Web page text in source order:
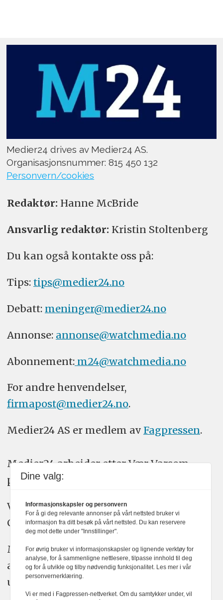
Medier24 drives av Medier24 AS.
Organisasjonsnummer: 815 450 132
Personvern/cookies
Redaktør: Hanne McBride
Ansvarlig redaktør: Kristin Stoltenberg
Du kan også kontakte oss på:
Tips: tips@medier24.no
Debatt: meninger@medier24.no
Annonse: annonse@watchmedia.no
Abonnement:m24@watchmedia.no
For andre henvendelser,
firmapost@medier24.no.
Medier24 AS er medlem av Fagpressen.
Medier24 arbeider etter Vær Varsom-
plakatens regler for god presseskikk.
Vi bruker KI-verktøy som ChatGPT,
Claude, og Gemini i journalistikken vår.
Medier24s redaksjon har alltid det fulle
ansvar for publisert innhold, med eller
uten bruk av kunstig intelligens.
Dine valg:
Informasjonskapsler og personvern
For å gi deg relevante annonser på vårt nettsted bruker vi
informasjon fra ditt besøk på vårt nettsted. Du kan reservere
deg mot dette under "Innstillinger".
For øvrig bruker vi informasjonskapsler og lignende verktøy for
analyse, for å sammenligne nettlesere, tilpasse innhold til deg
og for å utvikle og tilby nødvendig funksjonalitet. Les mer i vår
personvernerklæring.
Vi er med i Fagpressen-nettverket. Om du samtykker under, vil